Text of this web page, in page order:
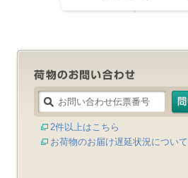
2件以上はこちら
お荷物のお届け遅延状況について